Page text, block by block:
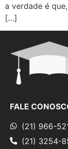
a verdade é
[…]
FALE
(21) 966-
(21) 3254-